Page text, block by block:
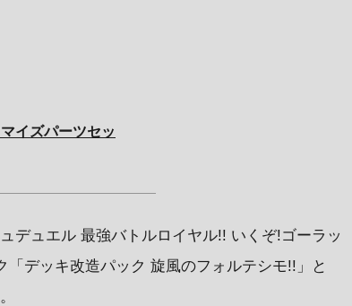
イズパーツセッ
ュデュエル 最強バトルロイヤル!! いくぞ!ゴーラッ
デッキ改造パック 旋風のフォルテシモ!!」と